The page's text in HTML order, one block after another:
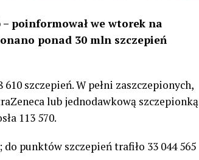
poinformował we wtorek na
ponad 30 mln szczepień
szczepień. W pełni zaszczepionych,
lub jednodawkową szczepionką
113 570.
punktów szczepień trafiło 33 044 565